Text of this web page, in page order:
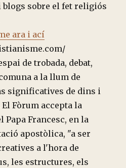
sobre el fet religiós
ara i ací
de trobada, debat,
a la llum de
significatives de dins i
Fòrum accepta la
Papa Francesc, en la
apostòlica, "a ser
a l'hora de
les estructures, els